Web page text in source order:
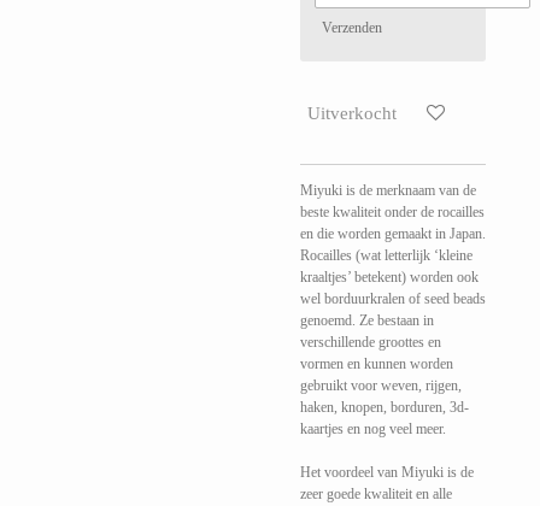
Verzenden
Uitverkocht
Miyuki is de merknaam van de
beste kwaliteit onder de rocailles
en die worden gemaakt in Japan.
Rocailles (wat letterlijk ‘kleine
kraaltjes’ betekent) worden ook
wel borduurkralen of seed beads
genoemd. Ze bestaan in
verschillende groottes en
vormen en kunnen worden
gebruikt voor weven, rijgen,
haken, knopen, borduren, 3d-
kaartjes en nog veel meer.
Het voordeel van Miyuki is de
zeer goede kwaliteit en alle